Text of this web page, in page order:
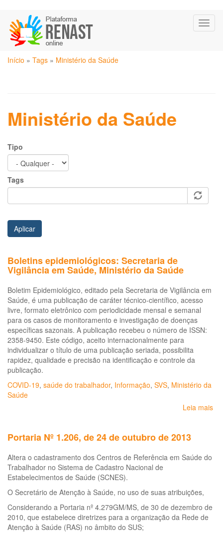
para
conteúdo
principal
Você
Início » Tags » Ministério da Saúde
Ministério da Saúde
Tipo
Tags
Aplicar
Boletins epidemiológicos: Secretaria de
Vigilância em Saúde, Ministério da Saúde
Boletim Epidemiológico, editado pela Secretaria de Vigilância em
Saúde, é uma publicação de caráter técnico-científico, acesso
livre, formato eletrônico com periodicidade mensal e semanal
para os casos de monitoramento e investigação de doenças
específicas sazonais. A publicação recebeu o número de ISSN:
2358-9450. Este código, aceito internacionalmente para
individualizar o título de uma publicação seriada, possibilita
rapidez, qualidade e precisão na identificação e controle da
publicação.
COVID-19, saúde do trabalhador, Informação, SVS, Ministério da
Saúde
Leia mais
Portaria Nº 1.206, de 24 de outubro de 2013
Altera o cadastramento dos Centros de Referência em Saúde do
Trabalhador no Sistema de Cadastro Nacional de
Estabelecimentos de Saúde (SCNES).
O Secretário de Atenção à Saúde, no uso de suas atribuições,
Considerando a Portaria nº 4.279GM/MS, de 30 de dezembro de
2010, que estabelece diretrizes para a organização da Rede de
Atenção à Saúde (RAS) no âmbito do SUS;